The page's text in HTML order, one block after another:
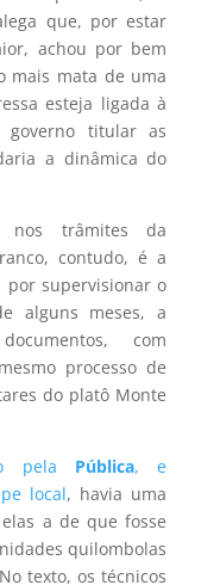
que, por estar
achou por bem
mais mata de uma
esteja ligada à
governo titular as
a dinâmica do
nos trâmites da
contudo, é a
por supervisionar o
alguns meses, a
com
processo de
do platô Monte
pela Pública, e
local, havia uma
a de que fosse
quilombolas
texto, os técnicos